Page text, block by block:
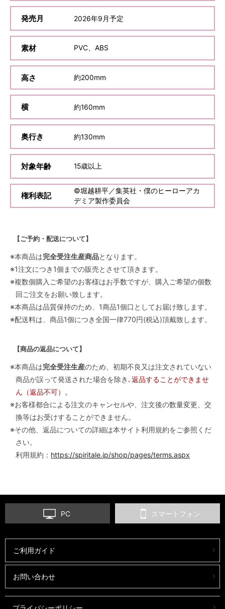
発売月 2026年9 月予定
素材 PVC、ABS
高さ 約200mm
横 約160mm
奥行き 約130mm
対象年齢 15歳以上
権利表記
©堀越耕平／集英社・僕のヒーローアカ
デミア製作委員会
【ご予約・配送について】
※本商品は完全受注生産商品となります。
※1注文につき1個までの販売とさせて頂きます。
※複数個購入ご希望のお客様はお手数ですが、購入ご希望の個数
回ご注文をお願い致します。
※本商品は品質保持のため、1商品1個口としてお届け致します。
※配送料は、商品1個につき全国一律770円(税込)頂戴致します。
【商品の返品について】
※本商品は完全受注生産のため、初期不良又は注文されていない
商品が誤って発送された場合を除き､返品することができませ
ん（返品不可）。
※お客様都合による注文のキャンセルや、注文後の数量変更、交
換等はお受けすることができません。
※その他、返品についての詳細は本サイト利用規約をご参照くだ
さい。
利用規約： https://spiritale.jp/shop/pages/terms.aspx
PC スマートフォン
ご利用ガイド
お問い合わせ